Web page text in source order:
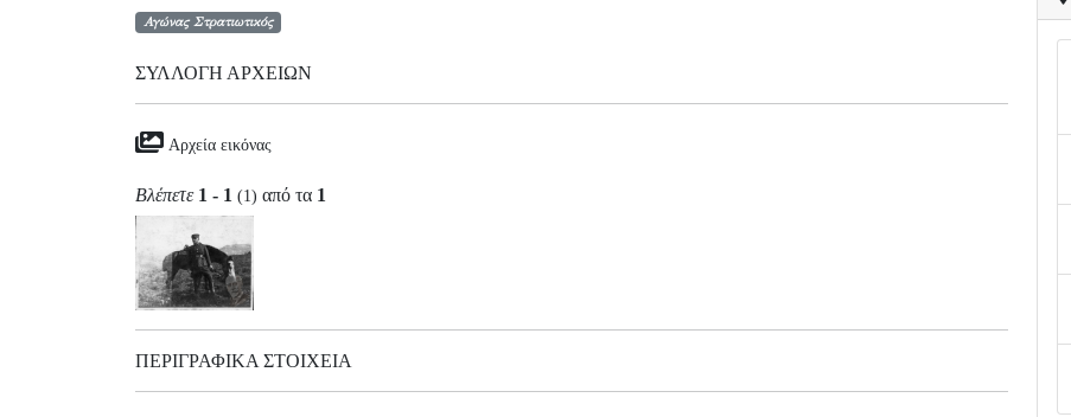
Αγώνας Στρατιωτικός
ΣΥΛΛΟΓΉ ΑΡΧΕΊΩΝ
Αρχεία εικόνας
Βλέπετε 1 - 1 (1) από τα 1
ΠΕΡΙΓΡΑΦΙΚΆ ΣΤΟΙΧΕΊΑ